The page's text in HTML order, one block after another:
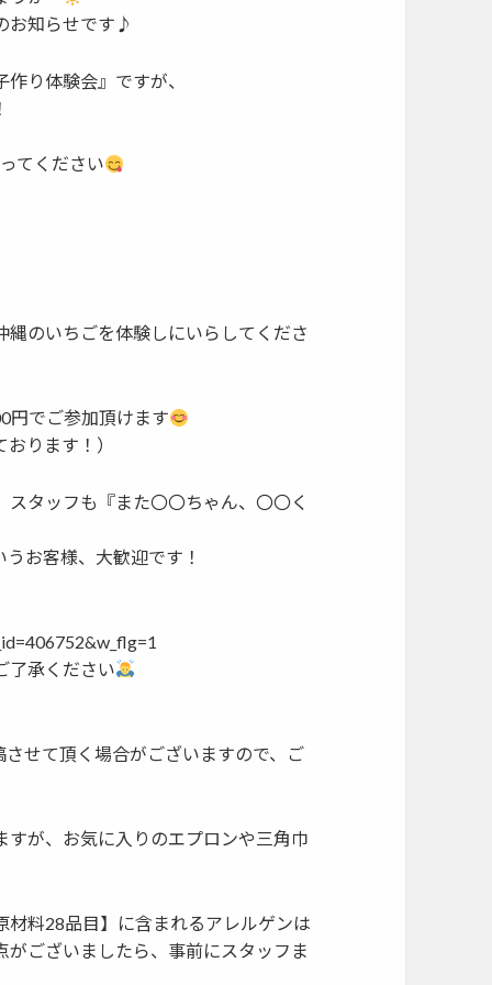
お知らせです♪
り体験会』ですが、
てください
のいちごを体験しにいらしてくださ
円でご参加頂けます
ります！）
タッフも『また〇〇ちゃん、〇〇く
お客様、大歓迎です！
了承ください
せて頂く場合がございますので、ご
が、お気に入りのエプロンや三角巾
料28品目】に含まれるアレルゲンは
ございましたら、事前にスタッフま